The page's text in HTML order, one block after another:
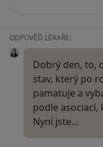
ODPOVĚĎ LÉKAŘE:
Dobrý den, to,
stav, který po
pamatuje a
podle asociací,
Nyní jste…